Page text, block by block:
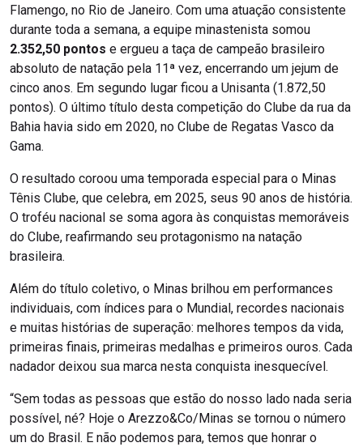
Flamengo, no Rio de Janeiro. Com uma atuação consistente
durante toda a semana, a equipe minastenista somou
2.352,50 pontos e ergueu a taça de campeão brasileiro
absoluto de natação pela 11ª vez, encerrando um jejum de
cinco anos. Em segundo lugar ficou a Unisanta (1.872,50
pontos). O último título desta competição do Clube da rua da
Bahia havia sido em 2020, no Clube de Regatas Vasco da
Gama.
O resultado coroou uma temporada especial para o Minas
Tênis Clube, que celebra, em 2025, seus 90 anos de história.
O troféu nacional se soma agora às conquistas memoráveis
do Clube, reafirmando seu protagonismo na natação
brasileira.
Além do título coletivo, o Minas brilhou em performances
individuais, com índices para o Mundial, recordes nacionais
e muitas histórias de superação: melhores tempos da vida,
primeiras finais, primeiras medalhas e primeiros ouros. Cada
nadador deixou sua marca nesta conquista inesquecível.
“Sem todas as pessoas que estão do nosso lado nada seria
possível, né? Hoje o Arezzo&Co/Minas se tornou o número
um do Brasil. E não podemos para, temos que honrar o